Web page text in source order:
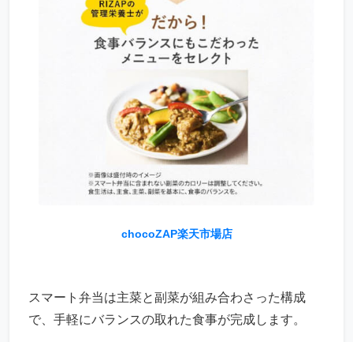
chocoZAP楽天市場店
スマート弁当は主菜と副菜が組み合わさった構成
で、手軽にバランスの取れた食事が完成します。